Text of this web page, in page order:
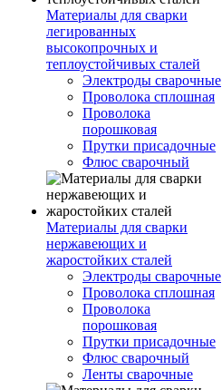
Материалы для сварки
легированных
высокопрочных и
теплоустойчивых сталей
Электроды сварочные
Проволока сплошная
Проволока
порошковая
Прутки присадочные
Флюс сварочный
Материалы для сварки
нержавеющих и
жаростойких сталей
Электроды сварочные
Проволока сплошная
Проволока
порошковая
Прутки присадочные
Флюс сварочный
Ленты сварочные